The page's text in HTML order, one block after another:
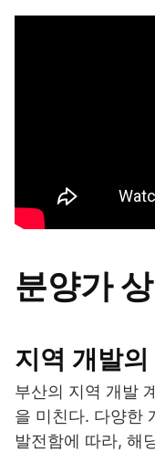
분양가
지역 개발
부산의 지역 개발
을 미친다. 다양한
발전함에 따라, 해